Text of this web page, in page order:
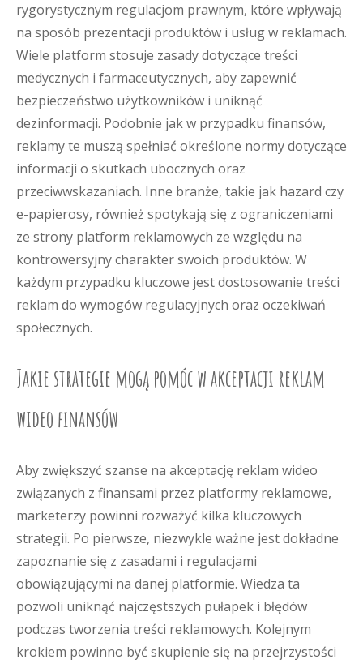
rygorystycznym regulacjom prawnym, które wpływają
na sposób prezentacji produktów i usług w reklamach.
Wiele platform stosuje zasady dotyczące treści
medycznych i farmaceutycznych, aby zapewnić
bezpieczeństwo użytkowników i uniknąć
dezinformacji. Podobnie jak w przypadku finansów,
reklamy te muszą spełniać określone normy dotyczące
informacji o skutkach ubocznych oraz
przeciwwskazaniach. Inne branże, takie jak hazard czy
e-papierosy, również spotykają się z ograniczeniami
ze strony platform reklamowych ze względu na
kontrowersyjny charakter swoich produktów. W
każdym przypadku kluczowe jest dostosowanie treści
reklam do wymogów regulacyjnych oraz oczekiwań
społecznych.
Jakie strategie mogą pomóc w akceptacji reklam
wideo finansów
Aby zwiększyć szanse na akceptację reklam wideo
związanych z finansami przez platformy reklamowe,
marketerzy powinni rozważyć kilka kluczowych
strategii. Po pierwsze, niezwykle ważne jest dokładne
zapoznanie się z zasadami i regulacjami
obowiązującymi na danej platformie. Wiedza ta
pozwoli uniknąć najczęstszych pułapek i błędów
podczas tworzenia treści reklamowych. Kolejnym
krokiem powinno być skupienie się na przejrzystości